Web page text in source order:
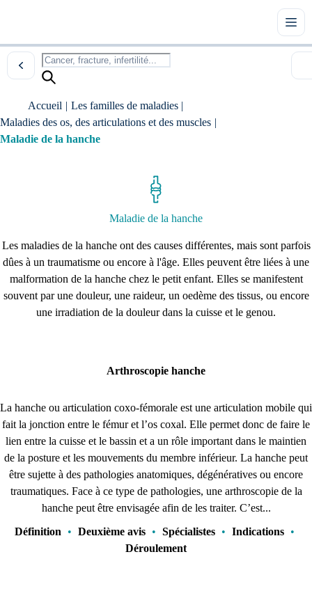
Accueil | Les familles de maladies |
Maladies des os, des articulations et des muscles |
Maladie de la hanche
Maladie de la hanche
Les maladies de la hanche ont des causes différentes, mais sont parfois
dûes à un traumatisme ou encore à l'âge. Elles peuvent être liées à une
malformation de la hanche chez le petit enfant. Elles se manifestent
souvent par une douleur, une raideur, un oedème des tissus, ou encore
une irradiation de la douleur dans la cuisse et le genou.
Arthroscopie hanche
La hanche ou articulation coxo-fémorale est une articulation mobile qui
fait la jonction entre le fémur et l’os coxal. Elle permet donc de faire le
lien entre la cuisse et le bassin et a un rôle important dans le maintien
de la posture et les mouvements du membre inférieur. La hanche peut
être sujette à des pathologies anatomiques, dégénératives ou encore
traumatiques. Face à ce type de pathologies, une arthroscopie de la
hanche peut être envisagée afin de les traiter. C’est...
Définition
• Deuxième avis • Spécialistes • Indications
•
Déroulement